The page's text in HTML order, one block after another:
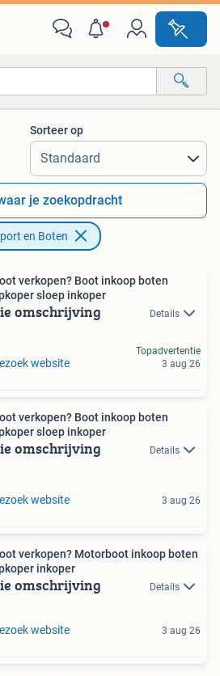
afstanden…
Sorteer op
je zoekopdracht
en Boten
verkopen? Boot inkoop boten
sloep inkoper
omschrijving Details
website
Topadvertentie
3 aug 26
verkopen? Boot inkoop boten
sloep inkoper
omschrijving Details
website 3 aug 26
verkopen? Motorboot inkoop boten
inkoper
omschrijving Details
website 3 aug 26